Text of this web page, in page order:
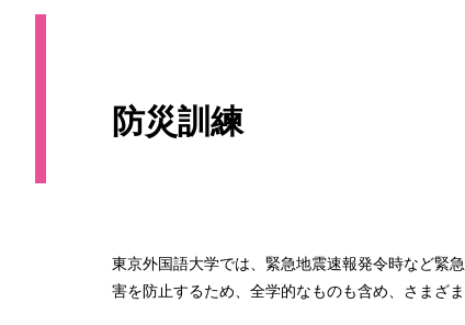
防災訓練
東京外国語大学では、緊急地震速報発令時など緊
害を防止するため、全学的なものも含め、さまざ